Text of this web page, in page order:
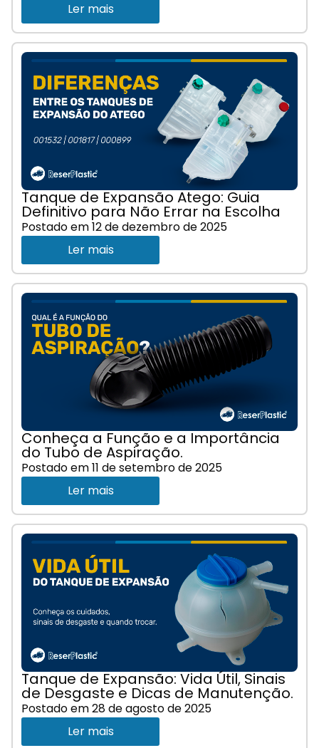
Ler mais
Tanque de Expansão Atego: Guia
Definitivo para Não Errar na Escolha
Postado em12 de dezembro de 2025
Ler mais
Conheça a Função e a Importância
do Tubo de Aspiração.
Postado em11 de setembro de 2025
Ler mais
Tanque de Expansão: Vida Útil, Sinais
de Desgaste e Dicas de Manutenção.
Postado em28 de agosto de 2025
Ler mais